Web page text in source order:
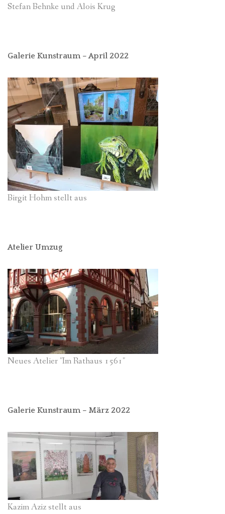
Stefan Behnke und Alois Krug
Galerie Kunstraum – April 2022
Birgit Hohm stellt aus
Atelier Umzug
Neues Atelier "Im Rathaus 1561"
Galerie Kunstraum – März 2022
Kazim Aziz stellt aus